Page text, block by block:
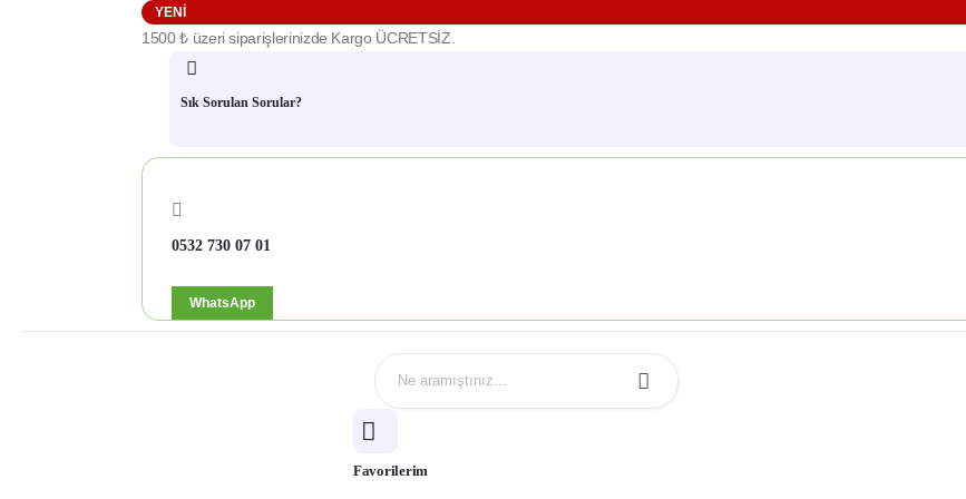
YENI
1500 ₺ üzeri siparişlerinizde Kargo ÜCRETSİZ.
Sık Sorulan Sorular?
0532 730 07 01
WhatsApp
Favorilerim